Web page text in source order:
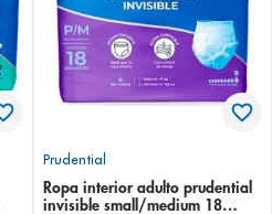
Prudential
Ropa interior adulto prudential
invisible small/medium 18